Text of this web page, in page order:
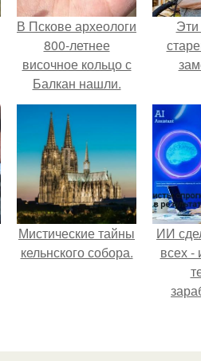
В Пскове археологи
800-летнее
височное кольцо с
Балкан нашли.
Эти
Мистические тайны
кельнского собора.
ИИ
всех -